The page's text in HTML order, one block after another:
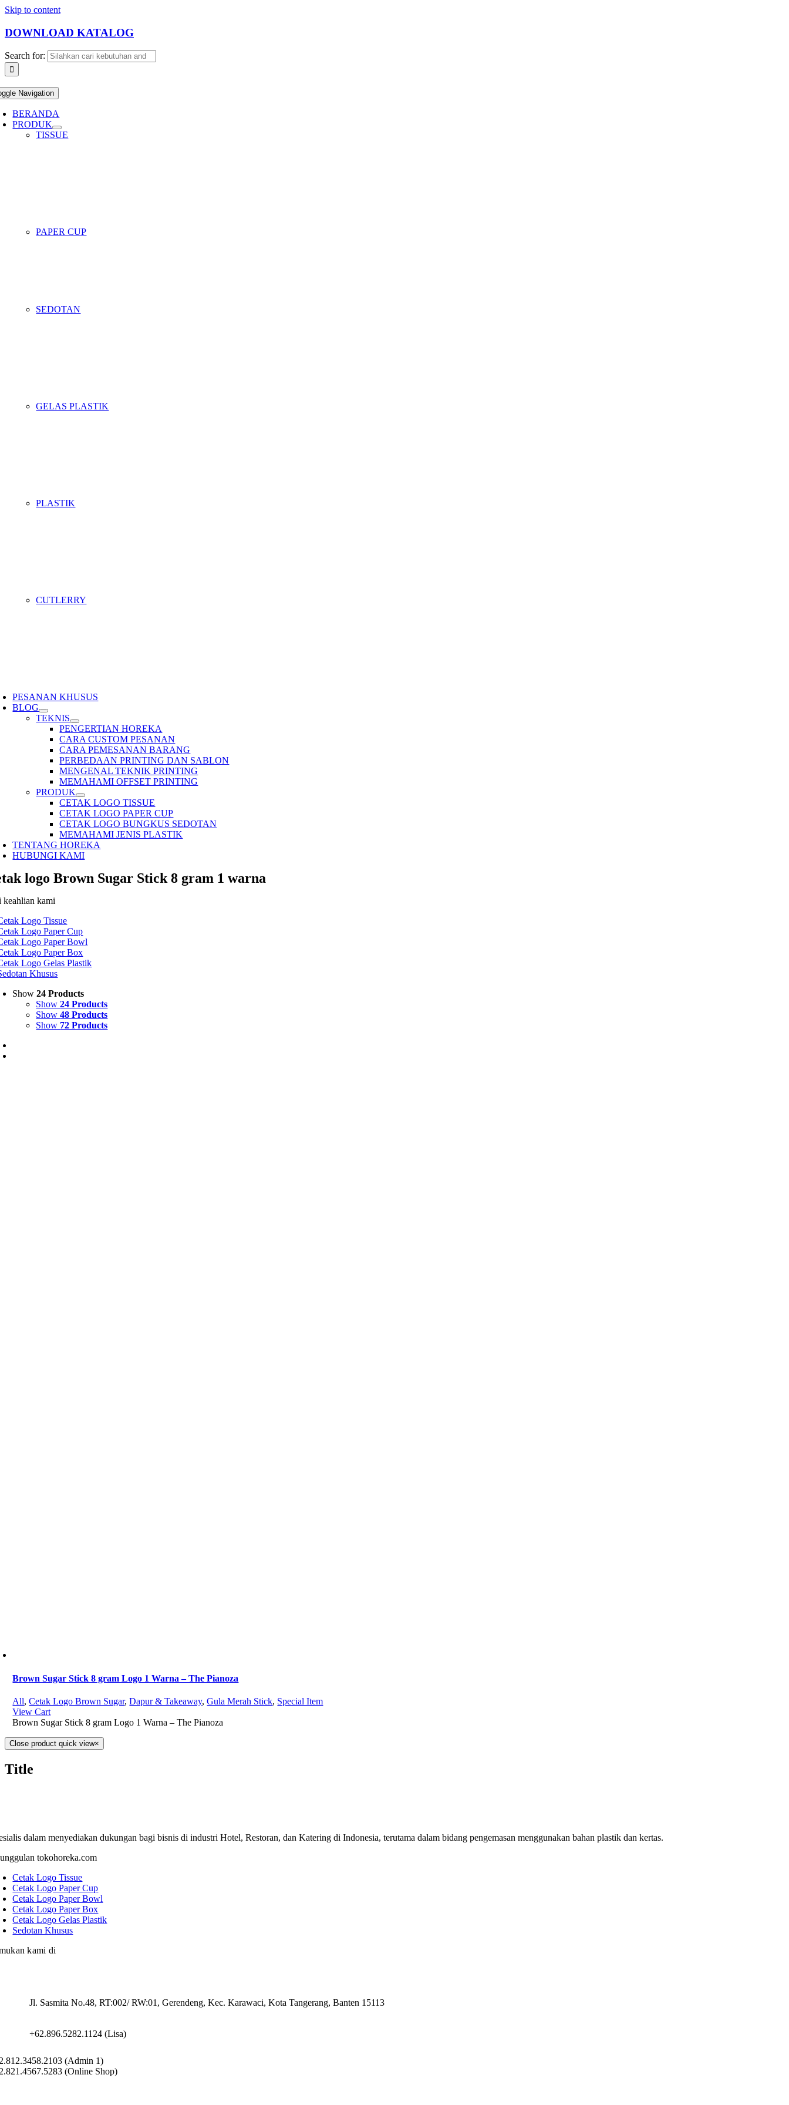
Skip to content
DOWNLOAD KATALOG
Search for:
Navigation
BERANDA
PRODUK
TISSUE
PAPER CUP
SEDOTAN
GELAS PLASTIK
PLASTIK
CUTLERRY
PESANAN KHUSUS
BLOG
TEKNIS
PENGERTIAN HOREKA
CARA CUSTOM PESANAN
CARA PEMESANAN BARANG
PERBEDAAN PRINTING DAN SABLON
MENGENAL TEKNIK PRINTING
MEMAHAMI OFFSET PRINTING
PRODUK
CETAK LOGO TISSUE
CETAK LOGO PAPER CUP
CETAK LOGO BUNGKUS SEDOTAN
MEMAHAMI JENIS PLASTIK
TENTANG HOREKA
HUBUNGI KAMI
logo Brown Sugar Stick 8 gram 1 warna
keahlian kami
Logo Tissue
Logo Paper Cup
Logo Paper Bowl
Logo Paper Box
Logo Gelas Plastik
Khusus
Show24 Products
Show24 Products
Show48 Products
Show 72 Products
Brown Sugar Stick 8 gram Logo 1 Warna – The Pianoza
All,Cetak Logo Brown Sugar,Dapur & Takeaway,Gula Merah Stick, Special Item
View Cart
Brown Sugar Stick 8 gram Logo 1 Warna – The Pianoza
Close product quick view×
Title
dalam menyediakan dukungan bagi bisnis di industri Hotel, Restoran, dan Katering di Indonesia, terutama dalam bidang pengemasan menggunakan bahan plastik dan kertas.
tokohoreka.com
Cetak Logo Tissue
Cetak Logo Paper Cup
Cetak Logo Paper Bowl
Cetak Logo Paper Box
Cetak Logo Gelas Plastik
Sedotan Khusus
kami di
Jl. Sasmita No.48, RT:002/ RW:01, Gerendeng, Kec. Karawaci, Kota Tangerang, Banten 15113
+62.896.5282.1124 (Lisa)
(Admin 1)
(Online Shop)